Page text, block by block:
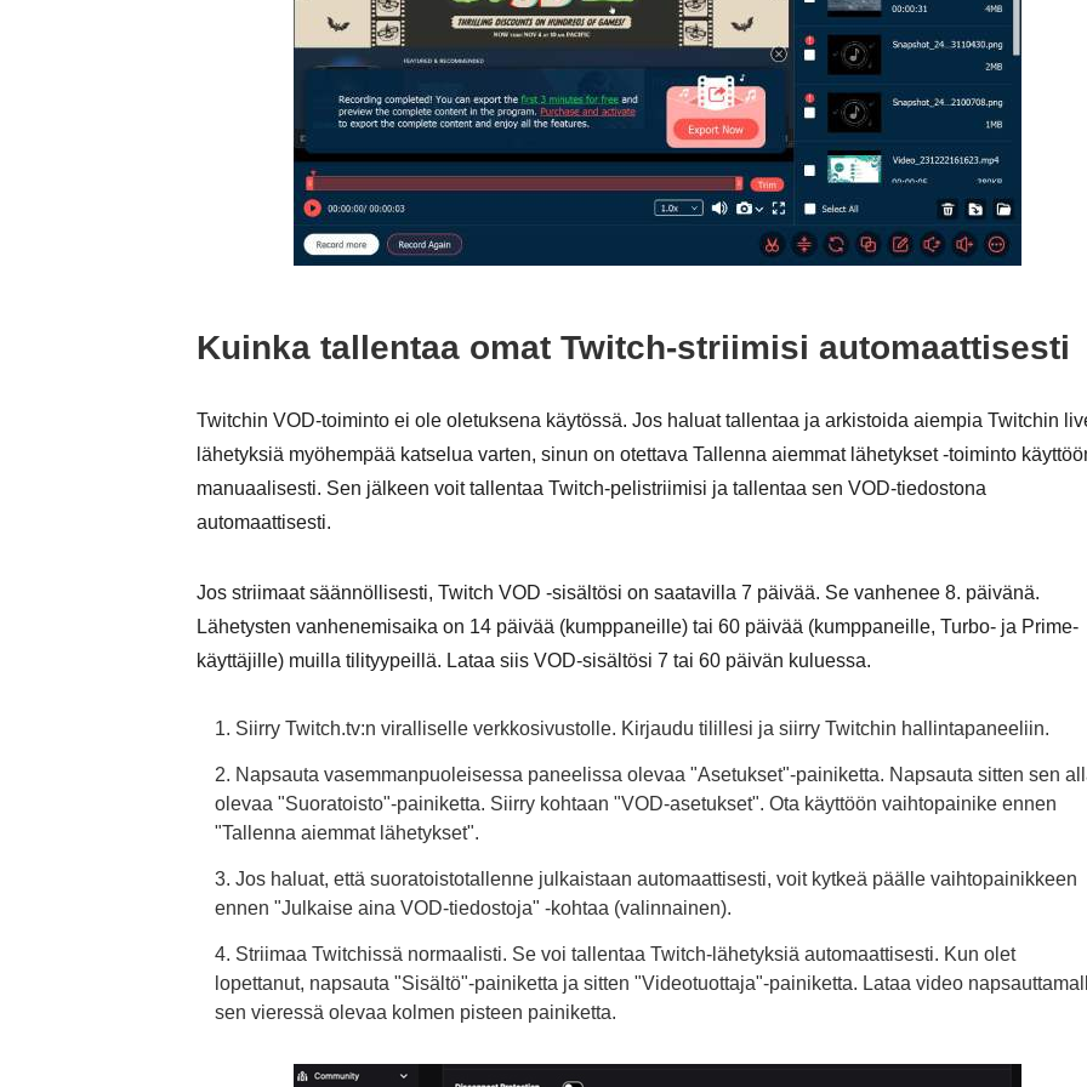
Kuinka tallentaa omat Twitch-striimisi automaattisesti
Twitchin VOD-toiminto ei ole oletuksena käytössä. Jos haluat tallentaa ja arkistoida aiempia Twitchin
lähetyksiä myöhempää katselua varten, sinun on otettava Tallenna aiemmat lähetykset -toiminto
manuaalisesti. Sen jälkeen voit tallentaa Twitch-pelistriimisi ja tallentaa sen VOD-tiedostona
automaattisesti.
Jos striimaat säännöllisesti, Twitch VOD -sisältösi on saatavilla 7 päivää. Se vanhenee 8. päivänä.
Lähetysten vanhenemisaika on 14 päivää (kumppaneille) tai 60 päivää (kumppaneille, Turbo- ja Prime-
käyttäjille) muilla tilityypeillä. Lataa siis VOD-sisältösi 7 tai 60 päivän kuluessa.
1. Siirry Twitch.tv:n viralliselle verkkosivustolle. Kirjaudu tilillesi ja siirry Twitchin hallintapaneeliin.
2. Napsauta vasemmanpuoleisessa paneelissa olevaa "Asetukset"-painiketta. Napsauta sitten sen
olevaa "Suoratoisto"-painiketta. Siirry kohtaan "VOD-asetukset". Ota käyttöön vaihtopainike ennen
"Tallenna aiemmat lähetykset".
3. Jos haluat, että suoratoistotallenne julkaistaan automaattisesti, voit kytkeä päälle vaihtopainikkeen
ennen "Julkaise aina VOD-tiedostoja" -kohtaa (valinnainen).
4. Striimaa Twitchissä normaalisti. Se voi tallentaa Twitch-lähetyksiä automaattisesti. Kun olet
lopettanut, napsauta "Sisältö"-painiketta ja sitten "Videotuottaja"-painiketta. Lataa video
sen vieressä olevaa kolmen pisteen painiketta.